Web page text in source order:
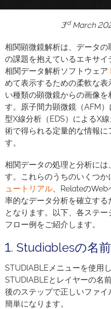
3rdMarch
相関顕微鏡解析は、データ
の課題を抱えているエキサ
相関データ解析ソフトウェア
めて表示するための柔軟な
い種類の顕微鏡からの画像を
す。原子間力顕微鏡（AFM
型X線分析（EDS）によるX
術で得られる定量的な情報に
す。
相関データの処理と分析には
す。これらのうちのいくつか
ュートリアル、RelateのWeb
率的なデータ分析を確立す
となります。以下、各ステ
フロー例をご紹介します。
1. Studiablesの名
STUDIABLEメニューを使用
STUDIABLEとレイヤーの名
後のステップで正しいファ
簡単になります。